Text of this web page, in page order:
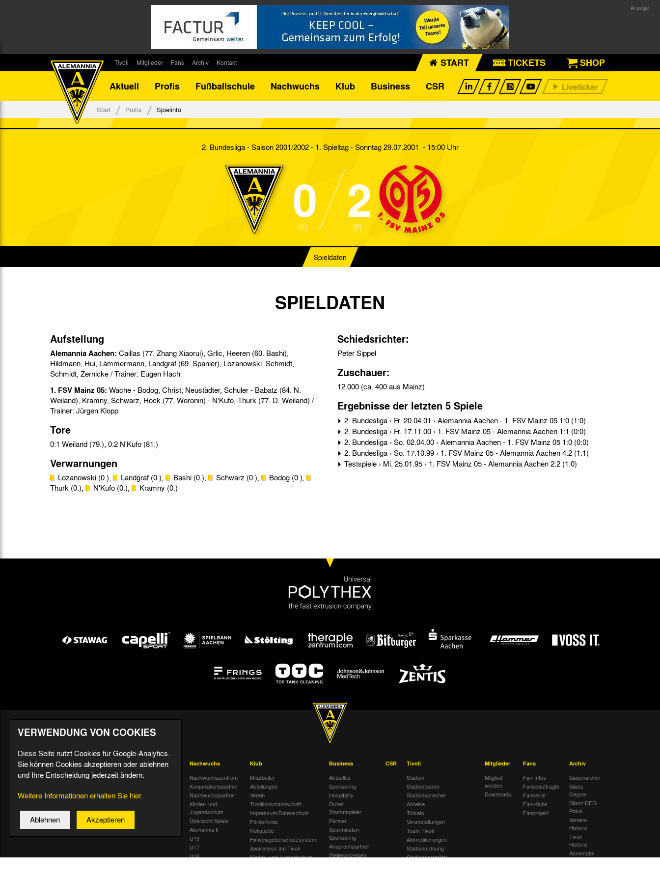
Tivoli
Stadionsprecher
Mitglieder
Kontakt
Fans
Fanbeirat
Fan-Klubs
Archiv
Ahnentafel
Kontakt START TICKETS
SHOP
Aktuell
Profis Fußballschule Nachwuchs Klub Business CSR
Start Profis Spielinfo
2. Bundesliga - Saison 2001/2002 - 1. Spieltag- Sonntag 29.07.2001 - 15:00 Uhr
0
(0) 2
(0)
Spieldaten
SPIELDATEN
Aufstellung
Alemannia Aachen: Caillas (77. Zhang Xiaorui), Grlic, Heeren (60. Bashi),
Hildmann, Hui, Lämmermann, Landgraf (69. Spanier), Lozanowski, Schmidt,
Schmidt, Zernicke / Trainer: Eugen Hach
1. FSV Mainz 05: Wache - Bodog, Christ, Neustädter, Schuler - Babatz (84. N.
Weiland), Kramny, Schwarz, Hock (77. Woronin) - N'Kufo, Thurk (77. D. Weiland) /
Trainer: Jürgen Klopp
Tore
0:1 Weiland (79.), 0:2 N'Kufo (81.)
Verwarnungen
Lozanowski (0.), Landgraf (0.), Bashi (0.), Schwarz (0.),
Bodog (0.),
Thurk (0.),
N'Kufo (0.), Kramny (0.)
Schiedsrichter:
Peter Sippel
Zuschauer:
12.000 (ca. 400 aus Mainz)
Ergebnisse der letzten 5 Spiele
2. Bundesliga › Fr. 20.04.01 › Alemannia Aachen - 1. FSV Mainz 05 1:0 (1:0)
2. Bundesliga › Fr. 17.11.00 › 1. FSV Mainz 05 - Alemannia Aachen 1:1 (0:0)
2. Bundesliga › So. 02.04.00 › Alemannia Aachen - 1. FSV Mainz 05 1:0 (0:0)
2. Bundesliga › So. 17.10.99 › 1. FSV Mainz 05 - Alemannia Aachen 4:2 (1:1)
Testspiele › Mi. 25.01.95 › 1. FSV Mainz 05 - Alemannia Aachen 2:2 (1:0)
Aktuell
Nachrichten
Tivoli Echo
Deal
Radiostream
Profis
Mannschaft &
Spiele & Tabelle
Trainingsplan
Geburtstage
Fußballschule
Datenschutz
Nachwuchs
Nachwuchszentrum
Kooperationspartner
Nachwuchspartner
Kinder- und
Jugendschutz
Übersicht Spiele
Alemannia II
U19
U17
U16
Klub
Mitarbeiter
Abteilungen
Verein
Traditionsmannschaft
Impressum/Datenschutz
Förderkreis
Netiquette
Hinweisgeberschutzsystem
Awareness am Tivoli
Kinder- und Jugendschutz
Business
Aktuelles
Sponsoring
Hospitality
Öcher
Stammspieler
Partner
Spielminuten-
Sponsoring
Ansprechpartner
Stellenanzeigen
CSR
Tivoli
Stadion
Stadiontouren
Stadionsprecher
Anreise
Tickets
Veranstaltungen
Team Tivoli
Akkreditierungen
Stadionordnung
Stadiongaststätte
Mitglieder
Mitglied
werden
Downloads
Fans
Fan-Infos
Fanbeauftragte
Fanbeirat
Fan-Klubs
Fanprojekt
Archiv
Saisonarchiv
Bilanz
Gegner
Bilanz DFB-
Pokal
Vereins-
Historie
Tivoli-
Historie
Ahnentafel
VERWENDUNG VON COOKIES
Diese Seite nutzt Cookies für Google-Analytics.
Sie können Cookies akzeptieren oder ablehnen
und Ihre Entscheidung jederzeit ändern.
Weitere Informationen erhalten Sie hier.
Ablehnen Akzeptieren